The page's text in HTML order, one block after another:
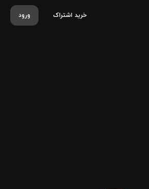
ورود خرید اشتراک